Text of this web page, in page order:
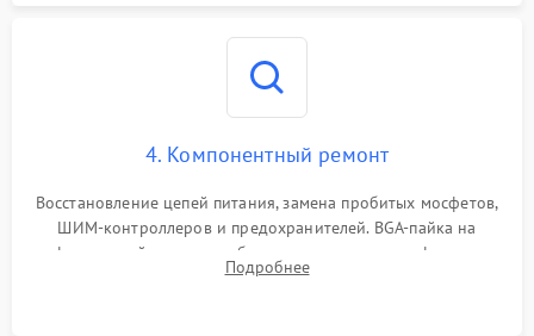
4. Компонентный ремонт
Восстановление цепей питания, замена пробитых мосфетов,
ШИМ-контроллеров и предохранителей. BGA-пайка на
инфракрасной станции реболлинг или замена графического
чипа и дефектной памяти GDDR. Прошивка BIOS
Подробнее